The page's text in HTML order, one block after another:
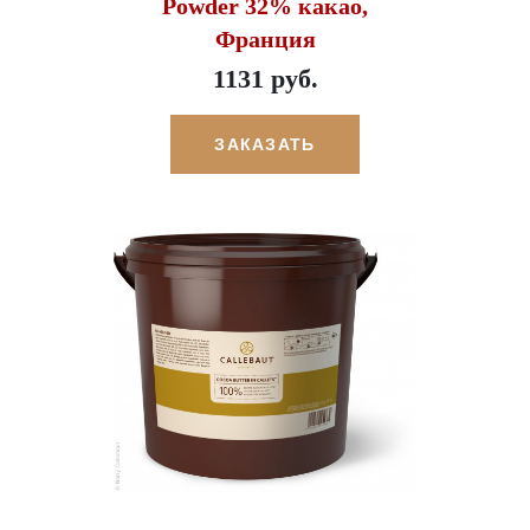
Powder 32% какао,
Франция
1131 руб.
ЗАКАЗАТЬ